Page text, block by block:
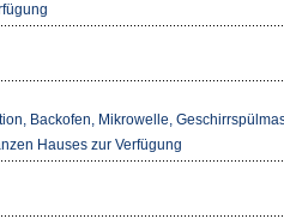
Backofen, Mikrowelle,
Hauses zur Verfügung